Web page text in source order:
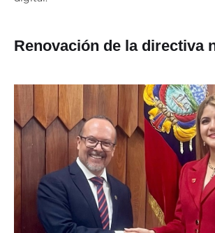
Renovación de la directiva